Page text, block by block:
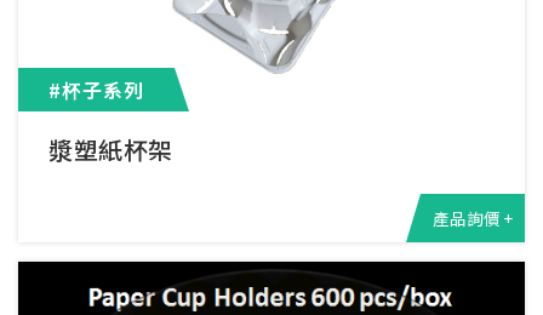
#杯子系列
漿塑紙杯架
產品詢價 +